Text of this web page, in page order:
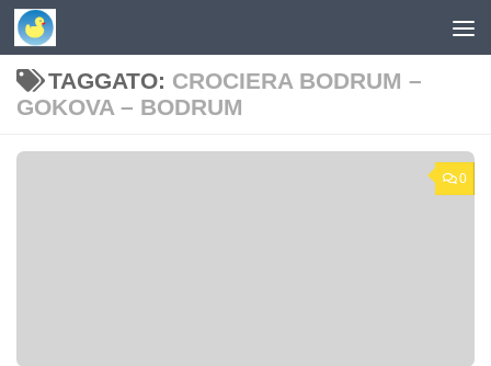
Skip to content
TAGGATO: CROCIERA BODRUM –
GOKOVA – BODRUM
0